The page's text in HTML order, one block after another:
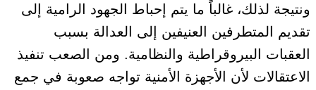
ونتيجة لذلك، غالباً ما يتم إحباط الجهود الرامية إلى
تقديم المتطرفين العنيفين إلى العدالة بسبب
العقبات البيروقراطية والنظامية. ومن الصعب تنفيذ
الاعتقالات لأن الأجهزة الأمنية تواجه صعوبة في جمع